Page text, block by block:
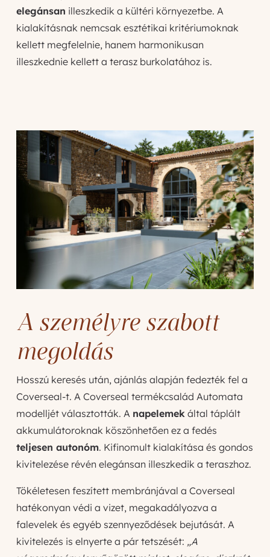
elegánsan illeszkedik a kültéri környezetbe. A
kialakításnak nemcsak esztétikai kritériumoknak
kellett megfelelnie, hanem harmonikusan
illeszkednie kellett a terasz burkolatához is.
A személyre szabott
megoldás
Hosszú keresés után, ajánlás alapján fedezték fel a
Coverseal-t. A Coverseal termékcsalád Automata
modelljét választották. A napelemekáltal táplált
akkumulátoroknak köszönhetően ez a fedés
teljesen autonóm. Kifinomult kialakítása és gondos
kivitelezése révén elegánsan illeszkedik a teraszhoz.
Tökéletesen feszített membránjával a Coverseal
hatékonyan védi a vizet, megakadályozva a
falevelek és egyéb szennyeződések bejutását. A
kivitelezés is elnyerte a pár tetszését: „A